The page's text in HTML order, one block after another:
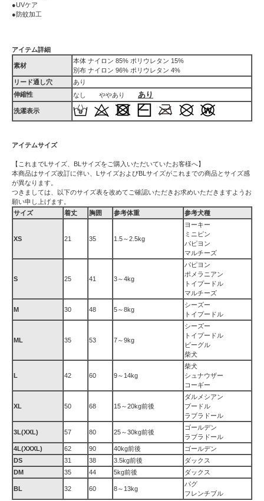
●UVケア
●防蚊加工
アイテム詳細
素材
本体 ナイロン 85% ポリウレタン 15%
別布 ナイロン 96% ポリウレタン 4%
リード通し穴
あり
伸縮性
なし ややあり あり
洗濯表示
アイテムサイズ
【これまでLサイズ、BLサイズをご購入いただいていたお客様へ】
本商品はサイズ改訂に伴い、LサイズおよびBLサイズがこれまでの商品とサイズ感
が異なります。
つきましては、以下のサイズ表を改めてご確認いただきお求めいただきますようお
願い申し上げます。
サイズ
着丈 胸囲 参考体重 参考犬種
XS 21 35 1.5～2.5kg
ヨーキー
ミニピン
パピヨン
マルチーズ
S 25 41 3～4kg
パピヨン
ポメラニアン
トイプードル
マルチーズ
M 30 48 5～8kg
シーズー
トイプードル
ML 35 53 7～9kg
シーズー
トイプードル
ビーグル
柴犬
L 42 60 9～14kg
柴犬
シュナウザー
コーギー
XL 50 68 15～20kg前後
ダルメシアン
プードル
ラブラドール
3L(XXL) 57 80 25～30kg前後
ゴールデン
ラブラドール
4L(XXXL)
62 90 40kg前後
ゴールデン
DS
31 38 3.5kg前後
ダックス
DM
35 44 5kg前後 ダックス
BL 32 60 8～13kg
パグ
フレンチブル